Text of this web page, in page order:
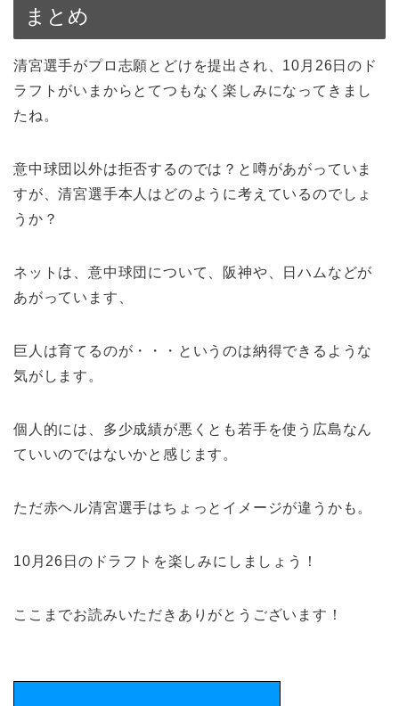
まとめ
清宮選手がプロ志願とどけを提出され、10月26日のド
ラフトがいまからとてつもなく楽しみになってきまし
たね。
意中球団以外は拒否するのでは？と噂があがっていま
すが、清宮選手本人はどのように考えているのでしょ
うか？
ネットは、意中球団について、阪神や、日ハムなどが
あがっています、
巨人は育てるのが・・・というのは納得できるような
気がします。
個人的には、多少成績が悪くとも若手を使う広島なん
ていいのではないかと感じます。
ただ赤ヘル清宮選手はちょっとイメージが違うかも。
10月26日のドラフトを楽しみにしましょう！
ここまでお読みいただきありがとうございます！